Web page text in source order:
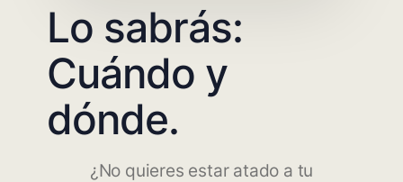
Lo sabrás:
Cuándo y
dónde.
¿No quieres estar atado a tu